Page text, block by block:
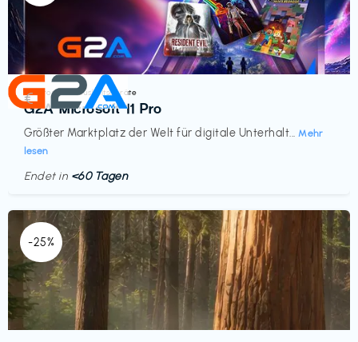
Elektronik & Haushaltsgeräte
G2A Microsoft 11 Pro
Größter Marktplatz der Welt für digitale Unterhalt... Mehr
lesen
€‎
Endet in <60 Tagen
-25%